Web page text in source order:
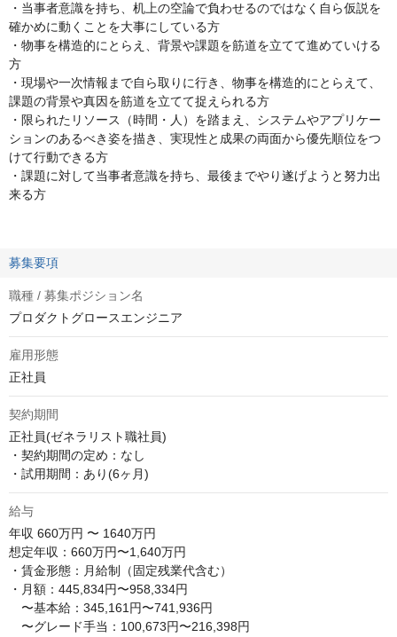
・当事者意識を持ち、机上の空論で負わせるのではなく自ら仮説を
確かめに動くことを大事にしている方
・物事を構造的にとらえ、背景や課題を筋道を立てて進めていける
方
・現場や一次情報まで自ら取りに行き、物事を構造的にとらえて、
課題の背景や真因を筋道を立てて捉えられる方
・限られたリソース（時間・人）を踏まえ、システムやアプリケー
ションのあるべき姿を描き、実現性と成果の両面から優先順位をつ
けて行動できる方
・課題に対して当事者意識を持ち、最後までやり遂げようと努力出
来る方
募集要項
職種 / 募集ポジション名
プロダクトグロースエンジニア
雇用形態
正社員
契約期間
正社員(ゼネラリスト職社員)
・契約期間の定め：なし
・試用期間：あり(6ヶ月)
給与
年収 660万円 〜 1640万円
想定年収：660万円〜1,640万円
・賃金形態：月給制（固定残業代含む）
・月額：445,834円〜958,334円
〜基本給：345,161円〜741,936円
〜グレード手当：100,673円〜216,398円